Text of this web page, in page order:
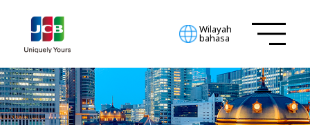
Wilayah
bahasa